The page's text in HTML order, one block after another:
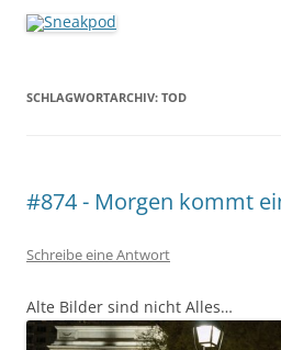
SCHLAGWORTARCHIV: TOD
#874 - Morgen kommt
Schreibe eine Antwort
Alte Bilder sind nicht Alles…